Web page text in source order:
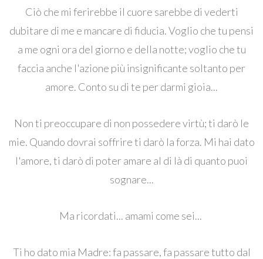
Ciò che mi ferirebbe il cuore sarebbe di vederti
dubitare di me e mancare di fiducia. Voglio che tu pensi
a me ogni ora del giorno e della notte; voglio che tu
faccia anche l'azione più insignificante soltanto per
amore. Conto su di te per darmi gioia...
Non ti preoccupare di non possedere virtù; ti darò le
mie. Quando dovrai soffrire ti darò la forza. Mi hai dato
l'amore, ti darò di poter amare al di là di quanto puoi
sognare...
Ma ricordati... amami come sei...
Ti ho dato mia Madre: fa passare, fa passare tutto dal